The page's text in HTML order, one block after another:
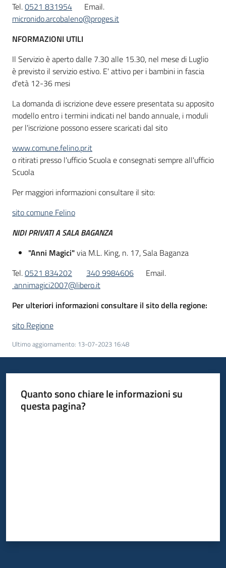
Tel.0521 831954
Email.
micronido.arcobaleno@proges.it
NFORMAZIONI UTILI
Il Servizio è aperto dalle 7.30 alle 15.30, nel mese di Luglio
è previsto il servizio estivo. E' attivo per i bambini in fascia
d'età 12-36 mesi
La domanda di iscrizione deve essere presentata su apposito
modello entro i termini indicati nel bando annuale, i moduli
per l'iscrizione possono essere scaricati dal sito
www.comune.felino.pr.it
o ritirati presso l'ufficio Scuola e consegnati sempre all'ufficio
Scuola
Per maggiori informazioni consultare il sito:
sito comune Felino
NIDI PRIVATI A SALA BAGANZA
"Anni Magici"via M.L. King, n. 17, Sala Baganza
Tel.0521 834202 340 9984606
Email.
annimagici2007@libero.it
Per ulteriori informazioni consultare il sito della regione:
sito Regione
Ultimo aggiornamento: 13-07-2023 16:48
Quanto sono chiare le informazioni su
questa pagina?